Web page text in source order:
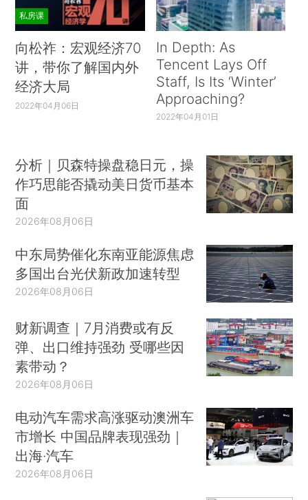
私房课
向松祚：宏观经济70
讲，带你了解国内外
经济大局
2022年04月06日
In Depth: As
Tencent Lays Off
Staff, Is Its ‘Winter’
Approaching?
2022年04月01日
分析｜贝森特操盘稳日元，操
作巧思能否撬动美日货币基本
面
2026年08月06日
中东局势催化东南亚能源焦虑
多国出台光伏新政加速转型
2026年08月06日
财新调查｜7月消费或有反
弹、出口维持强劲 受哪些因
素带动？
2026年08月06日
电动汽车需求高涨驱动澳洲车
市增长 中国品牌表现强劲｜
出海·汽车
2026年08月06日